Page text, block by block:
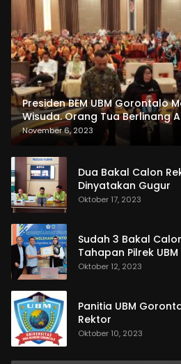
Presiden BEM UBM Gorontalo
Wisuda. Orang Tua Berlinang
dan Pemasangan Salempang
November 6, 2023
Dua Bakal Calon
Dinyatakan Gugur
Oktober 17, 2023
Sudah 3 Bakal
Tahapan Pilrek
Oktober 12, 2023
Panitia UBM
Rektor
Oktober 10, 2023